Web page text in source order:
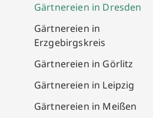
Gärtnereien in Dresden
Gärtnereien in
Erzgebirgskreis
Gärtnereien in Görlitz
Gärtnereien in Leipzig
Gärtnereien in Meißen